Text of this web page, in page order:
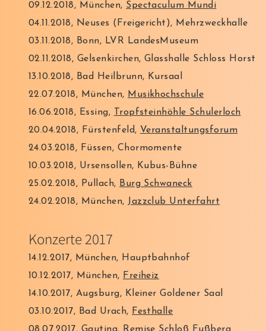
09.12.2018, München, Spectaculum Mundi
04.11.2018, Neuses (Freigericht), Mehrzweckhalle
03.11.2018, Bonn, LVR LandesMuseum
02.11.2018, Gelsenkirchen, Glasshalle Schloss Horst
13.10.2018, Bad Heilbrunn, Kursaal
22.07.2018, München, Musikhochschule
16.06.2018, Essing,
Tropfsteinhöhle Schulerloch
20.04.2018, Fürstenfeld, Veranstaltungsforum
24.03.2018, Füssen, Chormomente
10.03.2018, Ursensollen, Kubus-Bühne
25.02.2018, Pullach, Burg Schwaneck
24.02.2018, München, Jazzclub Unterfahrt
Konzerte 2017
14.12.2017, München, Hauptbahnhof
10.12.2017, München, Freiheiz
14.10.2017, Augsburg, Kleiner Goldener Saal
03.10.2017, Bad Urach, Festhalle